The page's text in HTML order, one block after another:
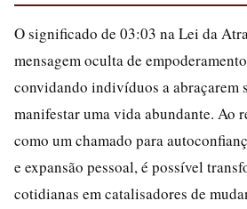
O significado de 03:03 na Lei da
mensagem oculta de
convidando indivíduos a abraçarem
manifestar uma vida abundante. Ao
como um chamado para
e expansão pessoal, é possível
cotidianas em catalisadores de